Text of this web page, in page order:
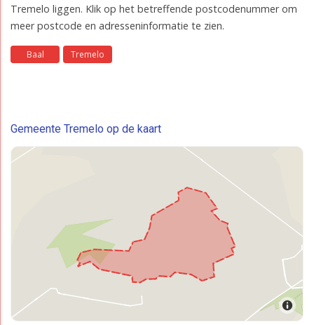
Tremelo liggen. Klik op het betreffende postcodenummer om
meer postcode en adresseninformatie te zien.
Baal Tremelo
Gemeente Tremelo op de kaart